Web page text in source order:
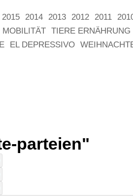
2015 2014 2013 2012 2011
MOBILITÄT TIERE ERNÄHRUNG
EL DEPRESSIVO
parteien"